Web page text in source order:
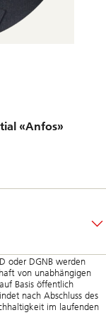
«Anfos»
oder DGNB werden
von unabhängigen
Basis öffentlich
nach Abschluss des
im laufenden